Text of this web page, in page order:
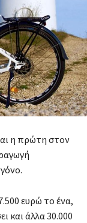
η πρώτη στον
ευρώ το ένα,
και άλλα 30.000